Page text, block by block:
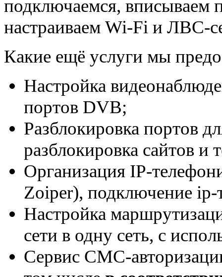
подключаемся, вписываем
настраиваем Wi-Fi и ЛВС-
Какие ещё услуги мы
Настройка
портов DVB;
Разблокировка портов
разблокировка сайтов и
Организация IP-
Zoiper), подключение ip-
Настройка
сети в одну сеть, с
Сервис СМС-